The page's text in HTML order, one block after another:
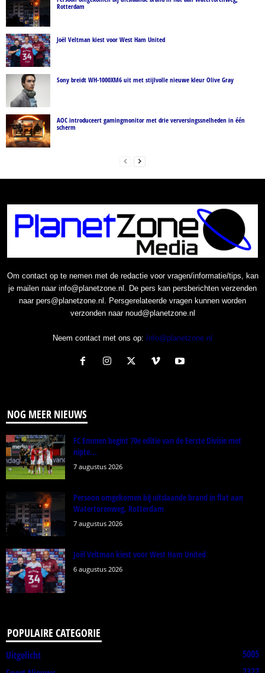
Rotterdam
Joël Veltman kiest voor West Ham United
Sony breidt WH-1000XM6 uit met stijlvolle nieuwe kleur Olive Gray
AOC introduceert gamingmonitor met drie verversingssnelheden in één
scherm
Om contact op te nemen met de redactie voor vragen/informatie/tips, kan
je mailen naar info@planetzone.nl. De pers kan persberichten verzenden
naar pers@planetzone.nl. Persgerelateerde vragen kunnen worden
verzonden naar noud@planetzone.nl
Neem contact met ons op: Info@planetzone.nl
NOG MEER NIEUWS
FC Emmen begint 70e editie van de Eerste Divisie met
nipte...
7 augustus 2026
Persoon omgekomen bij uitslaande brand in flat aan
Watertorenweg, Rotterdam
7 augustus 2026
Joël Veltman kiest voor West Ham United
6 augustus 2026
POPULAIRE CATEGORIE
Uitgelicht
5005